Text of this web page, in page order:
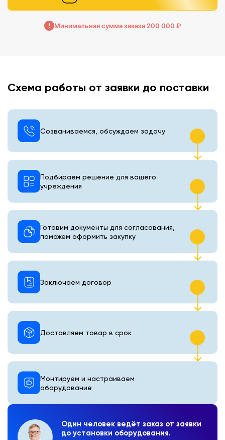
Минимальная сумма заказа 200 000 ₽
Схема работы от заявки до поставки
Один человек ведёт заказ от заявки
до установки оборудования.
Созваниваемся, обсуждаем задачу
Подбираем решение для вашего
учреждения
Готовим документы для согласования,
поможем оформить закупку
Монтируем и настраиваем
оборудование
Доставляем товар в срок
Заключаем договор